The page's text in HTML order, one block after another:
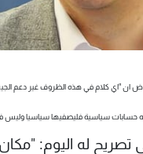
ان "اي كلام في هذه الظروف غير دعم
حسابات سياسية فليصفيها سياسيا وليس
له اليوم:
وظائف
شروط الإسـتخدام